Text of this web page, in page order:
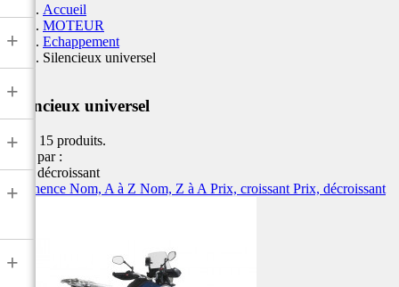
+
+
+
+
+
Accueil
MOTEUR
Echappement
Silencieux universel
Silencieux universel
Il y a 15 produits.
Trier par :
Prix, décroissant
Pertinence Nom, A à Z Nom, Z à A Prix, croissant Prix, décroissant